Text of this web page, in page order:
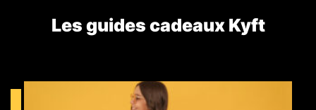
Les guides cadeaux Kyft​